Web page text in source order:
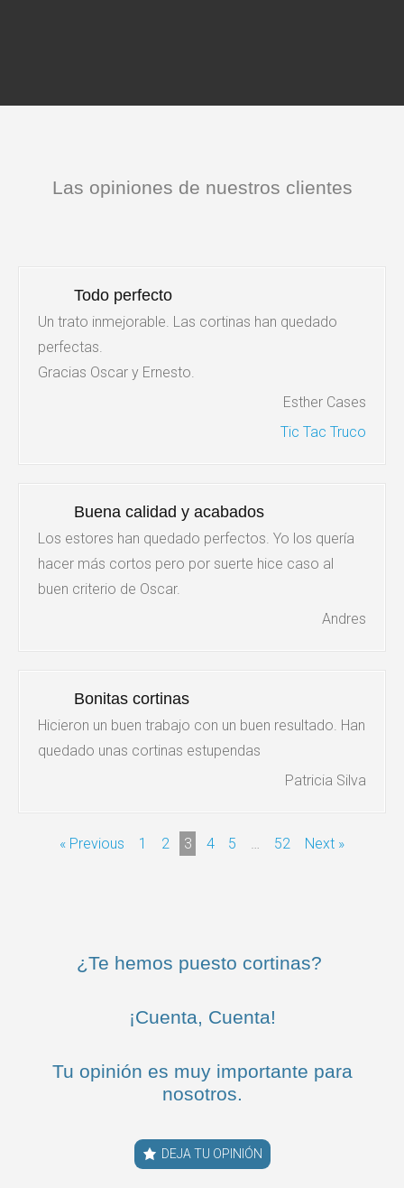
Las opiniones de nuestros clientes
Todo perfecto
Un trato inmejorable. Las cortinas han quedado
perfectas.
Gracias Oscar y Ernesto.
Esther Cases
Tic Tac Truco
Buena calidad y acabados
Los estores han quedado perfectos. Yo los quería
hacer más cortos pero por suerte hice caso al
buen criterio de Oscar.
Andres
Bonitas cortinas
Hicieron un buen trabajo con un buen resultado. Han
quedado unas cortinas estupendas
Patricia Silva
« Previous 1 2 3 4 5 52 Next »
¿Te hemos puesto cortinas?
¡Cuenta, Cuenta!
Tu opinión es muy importante para
nosotros.
DEJA TU OPINIÓN